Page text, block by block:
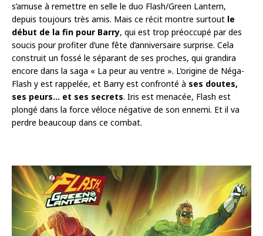
s’amuse à remettre en selle le duo Flash/Green Lantern,
depuis toujours très amis. Mais ce récit montre surtout le
début de la fin pour Barry, qui est trop préoccupé par des
soucis pour profiter d’une fête d’anniversaire surprise. Cela
construit un fossé le séparant de ses proches, qui grandira
encore dans la saga « La peur au ventre ». L’origine de Néga-
Flash y est rappelée, et Barry est confronté à ses doutes,
ses peurs… et ses secrets. Iris est menacée, Flash est
plongé dans la force véloce négative de son ennemi. Et il va
perdre beaucoup dans ce combat.